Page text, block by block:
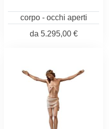
corpo - occhi aperti
da 5.295,00 €